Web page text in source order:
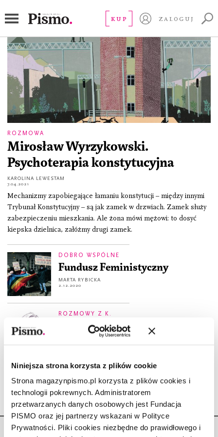
Niniejsza strona korzysta z plików cookie
Strona magazynpismo.pl korzysta z plików cookies i
technologii pokrewnych. Administratorem
przetwarzanych danych osobowych jest Fundacja
PISMO oraz jej partnerzy wskazani w Polityce
Prywatności. Pliki cookies niezbędne do prawidłowego i
KUP ZALOGUJ
Trybunał Konstytucyjny
ROZMOWA
Mirosław Wyrzykowski.
Psychoterapia konstytucyjna
KAROLINA LEWESTAM
7.04.2021
Mechanizmy zapobiegające łamaniu konstytucji – między innymi
Trybunał Konstytucyjny – są jak zamek w drzwiach. Zamek służy
zabezpieczeniu mieszkania. Ale żona mówi mężowi: to dosyć
kiepska dzielnica, załóżmy drugi zamek.
DOBRO WSPÓLNE
Fundusz Feministyczny
MARTA RYBICKA
2.12.2020
ROZMOWY Z K.
Drogi Trybunale! Decyzję w
sprawie aborcji musisz zostawić
KAROLINA LEWESTAM
5.11.2020